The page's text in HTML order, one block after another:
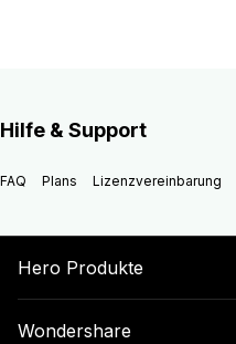
Hilfe & Support
FAQ Plans Lizenzvereinbarung
Hero Produkte
Wondershare